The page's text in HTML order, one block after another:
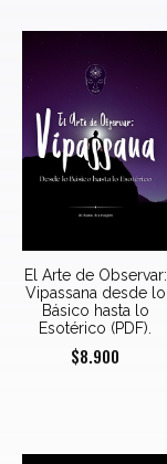
El Arte de Observar:
Vipassana desde lo
Básico hasta lo
Esotérico (PDF).
$8.900